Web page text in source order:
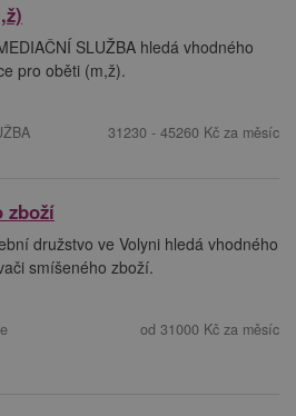
SLUŽBA hledá vhodného
pro oběti (m,ž).
31230 - 45260 Kč za měsíc
zboží
družstvo ve Volyni hledá vhodného
smíšeného zboží.
od 31000 Kč za měsíc